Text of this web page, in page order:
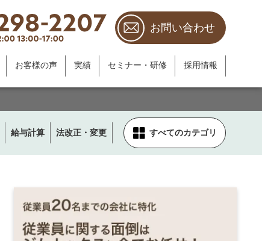
お問い合わせ
お客様の声 実績 セミナー・研修 採用情報
給与計算 法改正・変更 すべてのカテゴリ